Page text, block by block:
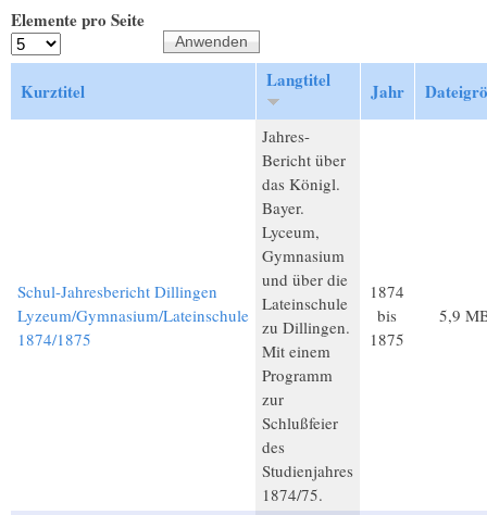
Elemente pro Seite
Kurztitel Langtitel Jahr
Schul-Jahresbericht Dillingen
Lyzeum/Gymnasium/Lateinschule
1874/1875
Jahres-
Bericht über
das Königl.
Bayer.
Lyceum,
Gymnasium
und über die
Lateinschule
zu Dillingen.
Mit einem
Programm
zur
Schlußfeier
des
Studienjahres
1874/75.
1874
bis
1875
5,9